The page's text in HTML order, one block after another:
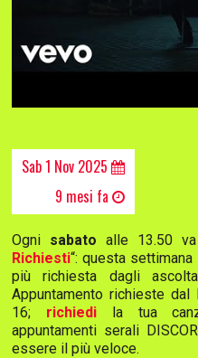
Sab 1 Nov 2025
9 mesi fa
Ogni sabato alle 13.50
Richiesti“: questa settimana
più richiesta dagli
Appuntamento richieste
16; richiedila tua
appuntamenti serali
essere il più veloce.